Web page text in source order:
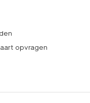
opvragen